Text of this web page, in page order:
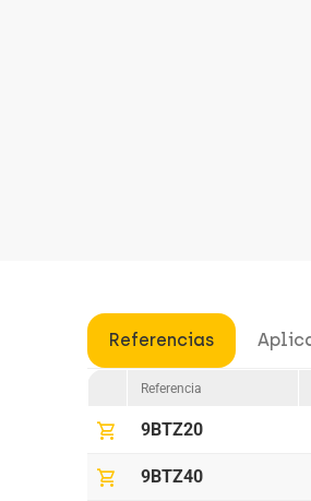
Referencias
Referencia
shopping_cart 9BTZ20
shopping_cart 9BTZ40